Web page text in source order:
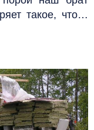
такое, что…